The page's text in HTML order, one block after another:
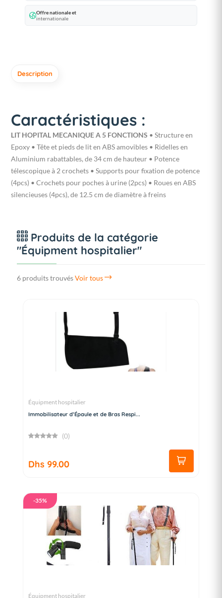
Offre nationale et
internationale
Description
Caractéristiques :
LIT HOPITAL MECANIQUE A 5 FONCTIONS • Structure en
Epoxy • Tête et pieds de lit en ABS amovibles • Ridelles en
Aluminium rabattables, de 34 cm de hauteur • Potence
télescopique à 2 crochets • Supports pour fixation de potence
(4pcs) • Crochets pour poches à urine (2pcs) • Roues en ABS
silencieuses (4pcs), de 12.5 cm de diamètre à freins
Produits de la catégorie
"Équipment hospitalier"
6 produits trouvésVoir tous
Équipment hospitalier
Immobilisateur d’Épaule et de Bras Respi...
(0)
Dhs 99.00
-35%
Équipment hospitalier